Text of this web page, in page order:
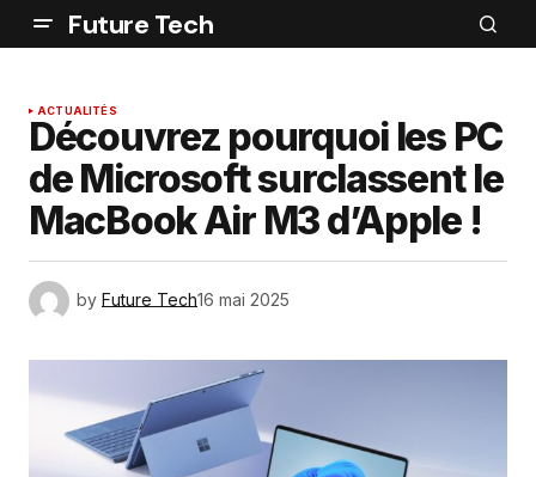
Future Tech
ACTUALITÉS
Découvrez pourquoi les PC
de Microsoft surclassent le
MacBook Air M3 d’Apple !
by Future Tech16 mai 2025